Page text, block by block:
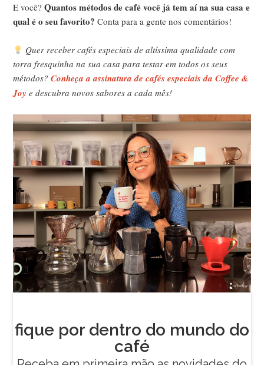
E você?Quantos métodos de café você já tem aí na sua casa e
qual é o seu favorito? Conta para a gente nos comentários!
Quer receber cafés especiais de altíssima qualidade com
torra fresquinha na sua casa para testar em todos os seus
métodos?Conheça a assinatura de cafés especiais da Coffee &
Joy e descubra novos sabores a cada mês!